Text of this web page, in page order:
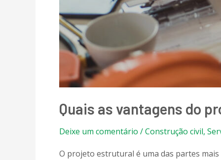
Quais as vantagens do
Deixe um comentário /Construção civil,
O projeto estrutural é uma das partes